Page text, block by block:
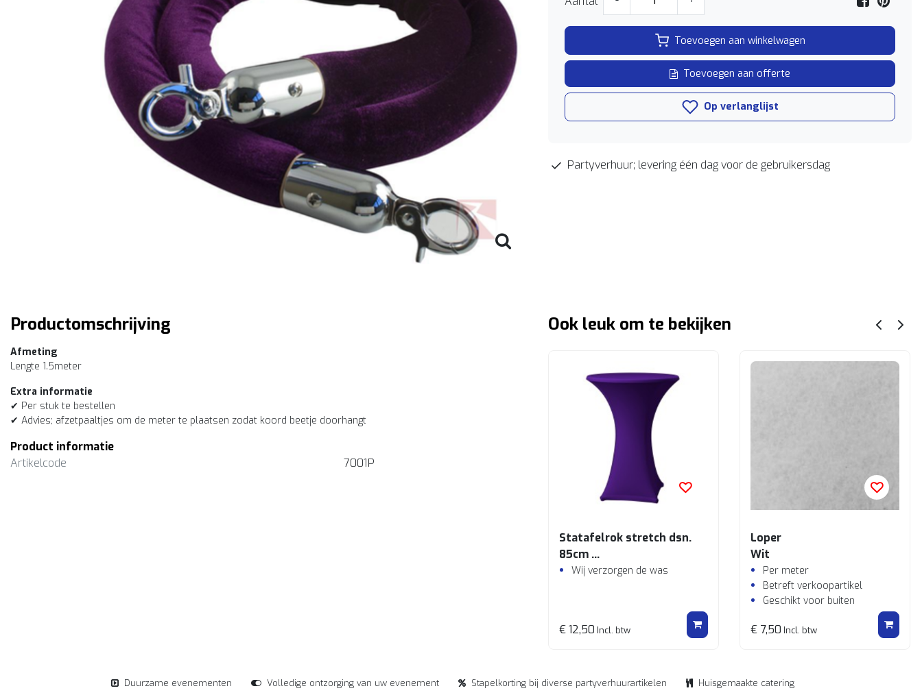
Toevoegen aan winkelwagen
Toevoegen aan offerte
Op verlanglijst
Partyverhuur; levering één dag voor de gebruikersdag
Productomschrijving
Afmeting
Lengte 1.5meter
Extra informatie
✔ Per stuk te bestellen
✔ Advies; afzetpaaltjes om de meter te plaatsen zodat koord beetje doorhangt
Product informatie
Artikelcode
7001P
Ook leuk om te bekijken
Statafelrok stretch dsn.
85cm
Paars
Wij verzorgen de was
€ 12,50 Incl. btw
Loper
Wit
Per meter
Betreft verkoopartikel
Geschikt voor buiten
€ 7,50 Incl. btw
Duurzame evenementen Volledige ontzorging van uw evenement Stapelkorting bij diverse partyverhuurartikelen Huisgemaakte catering